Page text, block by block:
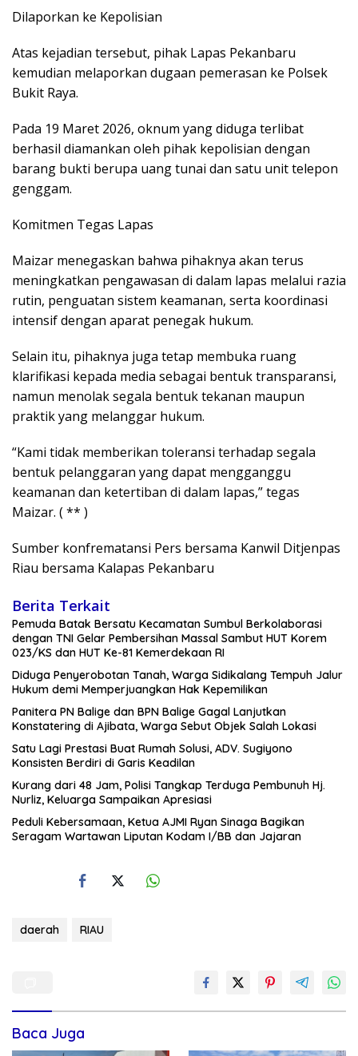
Dilaporkan ke Kepolisian
Atas kejadian tersebut, pihak Lapas Pekanbaru
kemudian melaporkan dugaan pemerasan ke Polsek
Bukit Raya.
Pada 19 Maret 2026, oknum yang diduga terlibat
berhasil diamankan oleh pihak kepolisian dengan
barang bukti berupa uang tunai dan satu unit telepon
genggam.
Komitmen Tegas Lapas
Maizar menegaskan bahwa pihaknya akan terus
meningkatkan pengawasan di dalam lapas melalui razia
rutin, penguatan sistem keamanan, serta koordinasi
intensif dengan aparat penegak hukum.
Selain itu, pihaknya juga tetap membuka ruang
klarifikasi kepada media sebagai bentuk transparansi,
namun menolak segala bentuk tekanan maupun
praktik yang melanggar hukum.
“Kami tidak memberikan toleransi terhadap segala
bentuk pelanggaran yang dapat mengganggu
keamanan dan ketertiban di dalam lapas,” tegas
Maizar. ( ** )
Sumber konfrematansi Pers bersama Kanwil Ditjenpas
Riau bersama Kalapas Pekanbaru
Berita Terkait
Pemuda Batak Bersatu Kecamatan Sumbul Berkolaborasi
dengan TNI Gelar Pembersihan Massal Sambut HUT Korem
023/KS dan HUT Ke-81 Kemerdekaan RI
Diduga Penyerobotan Tanah, Warga Sidikalang Tempuh Jalur
Hukum demi Memperjuangkan Hak Kepemilikan
Panitera PN Balige dan BPN Balige Gagal Lanjutkan
Konstatering di Ajibata, Warga Sebut Objek Salah Lokasi
Satu Lagi Prestasi Buat Rumah Solusi, ADV. Sugiyono
Konsisten Berdiri di Garis Keadilan
Kurang dari 48 Jam, Polisi Tangkap Terduga Pembunuh Hj.
Nurliz, Keluarga Sampaikan Apresiasi
Peduli Kebersamaan, Ketua AJMI Ryan Sinaga Bagikan
Seragam Wartawan Liputan Kodam I/BB dan Jajaran
daerah RIAU
Baca Juga